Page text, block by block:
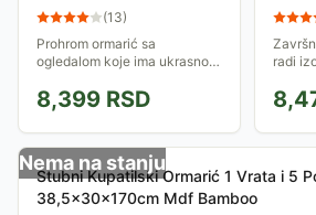
08101
(13)
Prohrom ormarić sa
ogledalom koje ima ukrasno
Dimenzije 39x54x17cm.
Omogućava korišćenje
prostora iza ogledala
8,399 RSD
radi
više
Nema na stanju
Stubni Kupatilski Ormarić 1 Vrata i 5
38,5x30x170cm Mdf Bamboo